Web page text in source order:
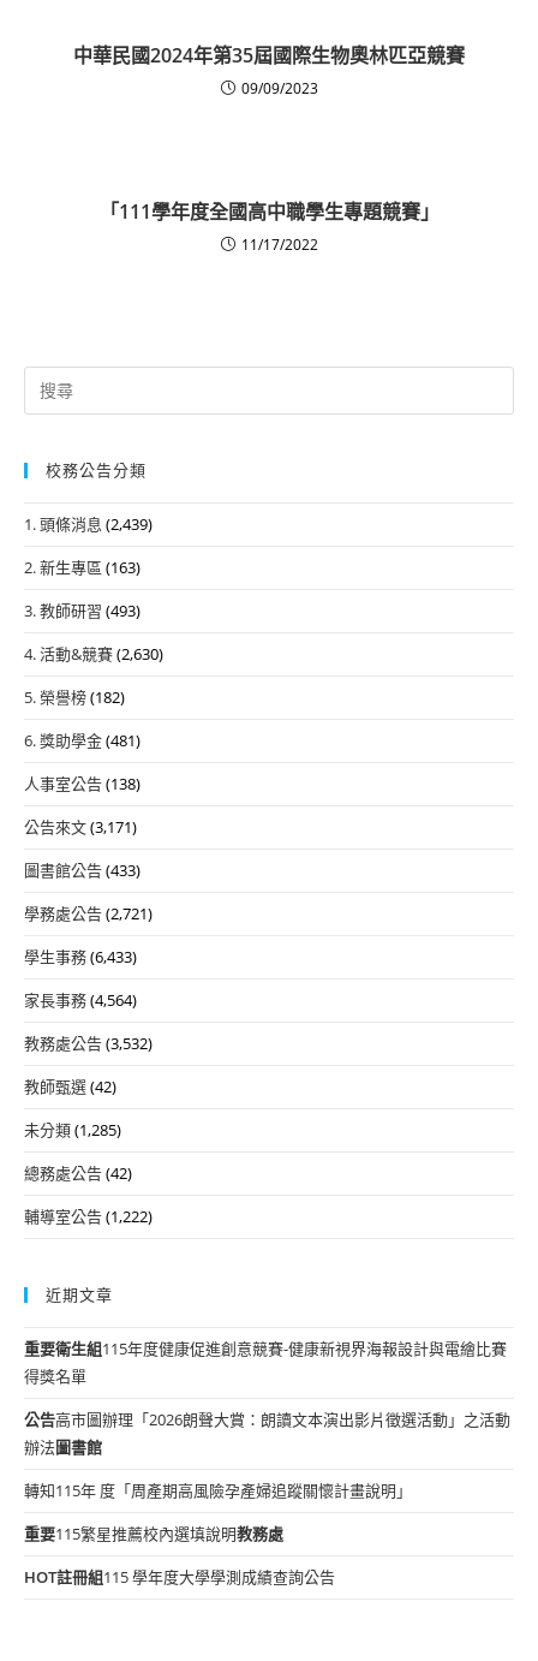
中華民國2024年第35屆國際生物奧林匹亞競賽
09/09/2023
「111學年度全國高中職學生專題競賽」
11/17/2022
Search
for:
校務公告分類
1. 頭條消息 (2,439)
2. 新生專區 (163)
3. 教師研習 (493)
4. 活動&競賽(2,630)
5. 榮譽榜(182)
6. 獎助學金(481)
人事室公告(138)
公告來文(3,171)
圖書館公告(433)
學務處公告(2,721)
學生事務(6,433)
家長事務(4,564)
教務處公告(3,532)
教師甄選(42)
未分類(1,285)
總務處公告(42)
輔導室公告(1,222)
近期文章
重要衛生組115年度健康促進創意競賽-健康新視界海報設計與電繪比賽
得獎名單
公告高市圖辦理「2026朗聲大賞：朗讀文本演出影片徵選活動」之活動
辦法圖書館
轉知115年 度「周產期高風險孕產婦追蹤關懷計畫說明」
重要115繁星推薦校內選填說明教務處
HOT註冊組115 學年度大學學測成績查詢公告